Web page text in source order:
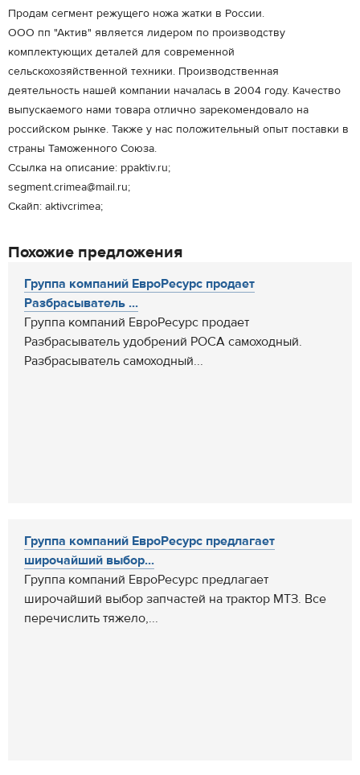
Продам сегмент режущего ножа жатки в России.
ООО пп "Актив" является лидером по производству
комплектующих деталей для современной
сельскохозяйственной техники. Производственная
деятельность нашей компании началась в 2004 году. Качество
выпускаемого нами товара отлично зарекомендовало на
российском рынке. Также у нас положительный опыт поставки в
страны Таможенного Союза.
Ссылка на описание: ppaktiv.ru;
segment.crimea@mail.ru;
Скайп: aktivcrimea;
Похожие предложения
Группа компаний ЕвроРесурс продает
Разбрасыватель ...
Группа компаний ЕвроРесурс продает
Разбрасыватель удобрений РОСА самоходный.
Разбрасыватель самоходный...
Группа компаний ЕвроРесурс предлагает
широчайший выбор...
Группа компаний ЕвроРесурс предлагает
широчайший выбор запчастей на трактор МТЗ. Все
перечислить тяжело,...